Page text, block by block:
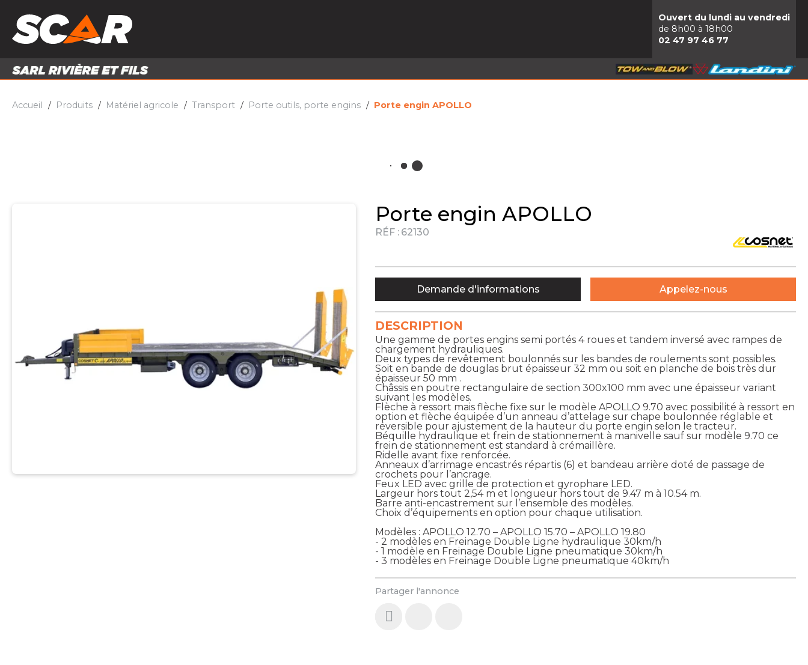
PIÈCES ET ACCESSOIRES
Ouvert du lundi au vendredi
de 8h00 à 18h00
02 47 97 46 77
Accueil Produits Matériel agricole Transport Porte outils, porte engins Porte engin APOLLO
Porte engin APOLLO
RÉF : 62130
Partager l'annonce
DESCRIPTION
Une gamme de portes engins semi portés 4 roues et tandem inversé avec rampes de
chargement hydrauliques.
Deux types de revêtement boulonnés sur les bandes de roulements sont possibles.
Soit en bande de douglas brut épaisseur 32 mm ou soit en planche de bois très dur
épaisseur 50 mm .
Châssis en poutre rectangulaire de section 300x100 mm avec une épaisseur variant
suivant les modèles.
Flèche à ressort mais flèche fixe sur le modèle APOLLO 9.70 avec possibilité à ressort en
option et flèche équipée d’un anneau d’attelage sur chape boulonnée réglable et
réversible pour ajustement de la hauteur du porte engin selon le tracteur.
Béquille hydraulique et frein de stationnement à manivelle sauf sur modèle 9.70 ce
frein de stationnement est standard à crémaillère.
Ridelle avant fixe renforcée.
Anneaux d’arrimage encastrés répartis (6) et bandeau arrière doté de passage de
crochets pour l’ancrage.
Feux LED avec grille de protection et gyrophare LED.
Largeur hors tout 2,54 m et longueur hors tout de 9.47 m à 10.54 m.
Barre anti-encastrement sur l’ensemble des modèles.
Choix d’équipements en option pour chaque utilisation.
Modèles : APOLLO 12.70 – APOLLO 15.70 – APOLLO 19.80
- 2 modèles en Freinage Double Ligne hydraulique 30km/h
- 1 modèle en Freinage Double Ligne pneumatique 30km/h
- 3 modèles en Freinage Double Ligne pneumatique 40km/h
Demande d'informations Appelez-nous